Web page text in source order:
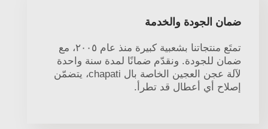
ضمان الجودة والخدمة
تمتَع منتجاتنا بشعبية كبيرة منذ عام ٢٠٠٥، مع
ضمان للجودة. ونقدّم ضمانًا لمدة سنة واحدة
لآلة عجن العجين الخاصة بال chapati، يتضمّن
إصلاح أي أعطال قد تطرأ.